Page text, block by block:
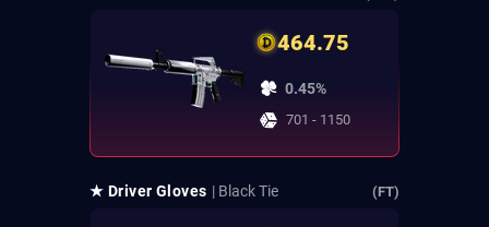
464.75
0.45%
701 - 1150
★ Driver Gloves | Black Tie (FT)